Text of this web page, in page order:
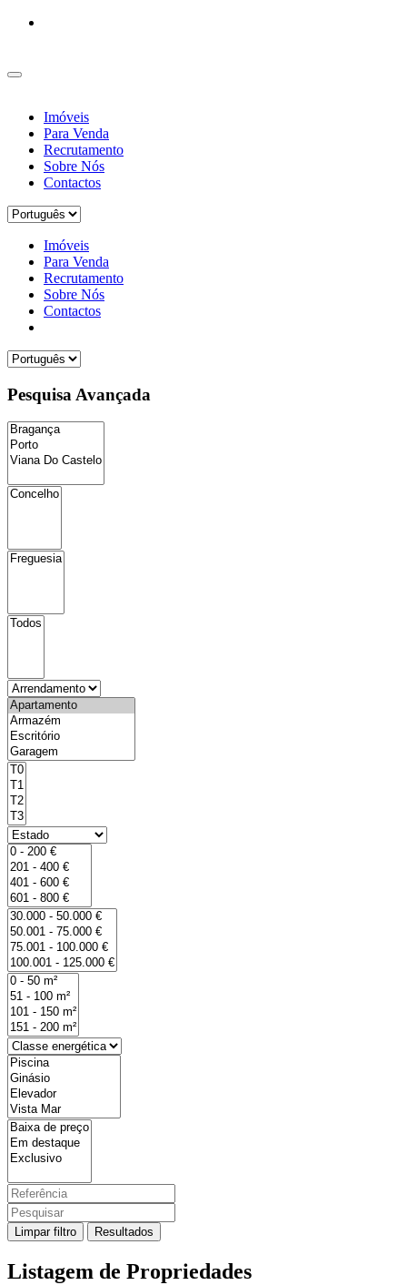
Imóveis
Para Venda
Recrutamento
Sobre Nós
Contactos
Imóveis
Para Venda
Recrutamento
Sobre Nós
Contactos
Pesquisa Avançada
Limpar filtro Resultados
Listagem de Propriedades